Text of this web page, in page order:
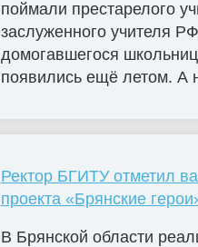
поймали престарелого
заслуженного учителя
домогавшегося
появились ещё летом. А
Ректор БГИТУ отметил
проекта «Брянские
В Брянской области